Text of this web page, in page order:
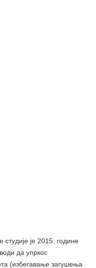
је 2015. године
да упркос
(избегавање загушења